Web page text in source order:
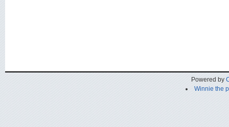
Powered by
Winnie the